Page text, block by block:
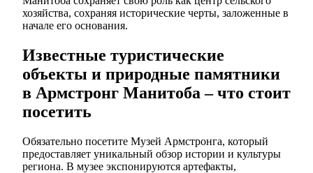
хозяйства, сохраняя исторические черты, заложенные в
начале его основания.
Известные туристические
объекты и природные памятники
в Армстронг Манитоба – что стоит
посетить
Обязательно посетите Музей Армстронга, который
предоставляет уникальный обзор истории и культуры
региона. В музее экспонируются артефакты,